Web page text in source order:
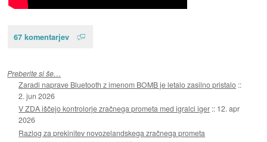
67 komentarjev
Preberite si še…
Zaradi naprave Bluetooth z imenom BOMB je letalo zasilno pristalo ::
2. jun 2026
V ZDA iščejo kontrolorje zračnega prometa med igralci iger :: 12. apr
2026
Razlog za prekinitev novozelandskega zračnega prometa